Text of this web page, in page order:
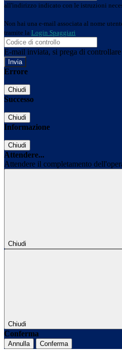
all'indirizzo indicato con le istruzioni
Non hai una e-mail associata al nome
tramite la Login Spaggiari
E-mail inviata, si prega di
Errore
Chiudi
Successo
Chiudi
Informazione
Chiudi
Attendere...
Attendere il completamento
Chiudi
Chiudi
Conferma
Annulla Conferma